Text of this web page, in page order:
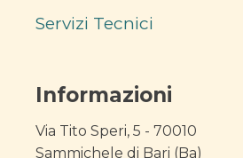
Servizi Tecnici
Informazioni
Via Tito Speri, 5 - 70010
Sammichele di Bari (Ba)